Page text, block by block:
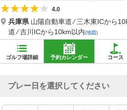
4.0
兵庫県 山陽自動車道 ⁄ 三木東ICから
道 ⁄ 吉川ICから10km以内(地図)
ゴルフ場詳細 予約カレンダー コース
プレー日を選択してください